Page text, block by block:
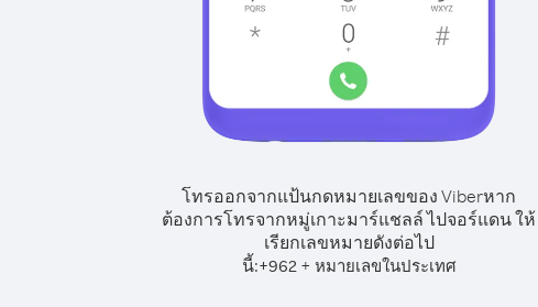
โทรออกจากแป้นกดหมายเลขของ Viberหาก
ต้องการโทรจากหมู่เกาะมาร์แชลล์ ไปจอร์แดน ให้
เรียกเลขหมายดังต่อไป
นี้:+962+ หมายเลขในประเทศ